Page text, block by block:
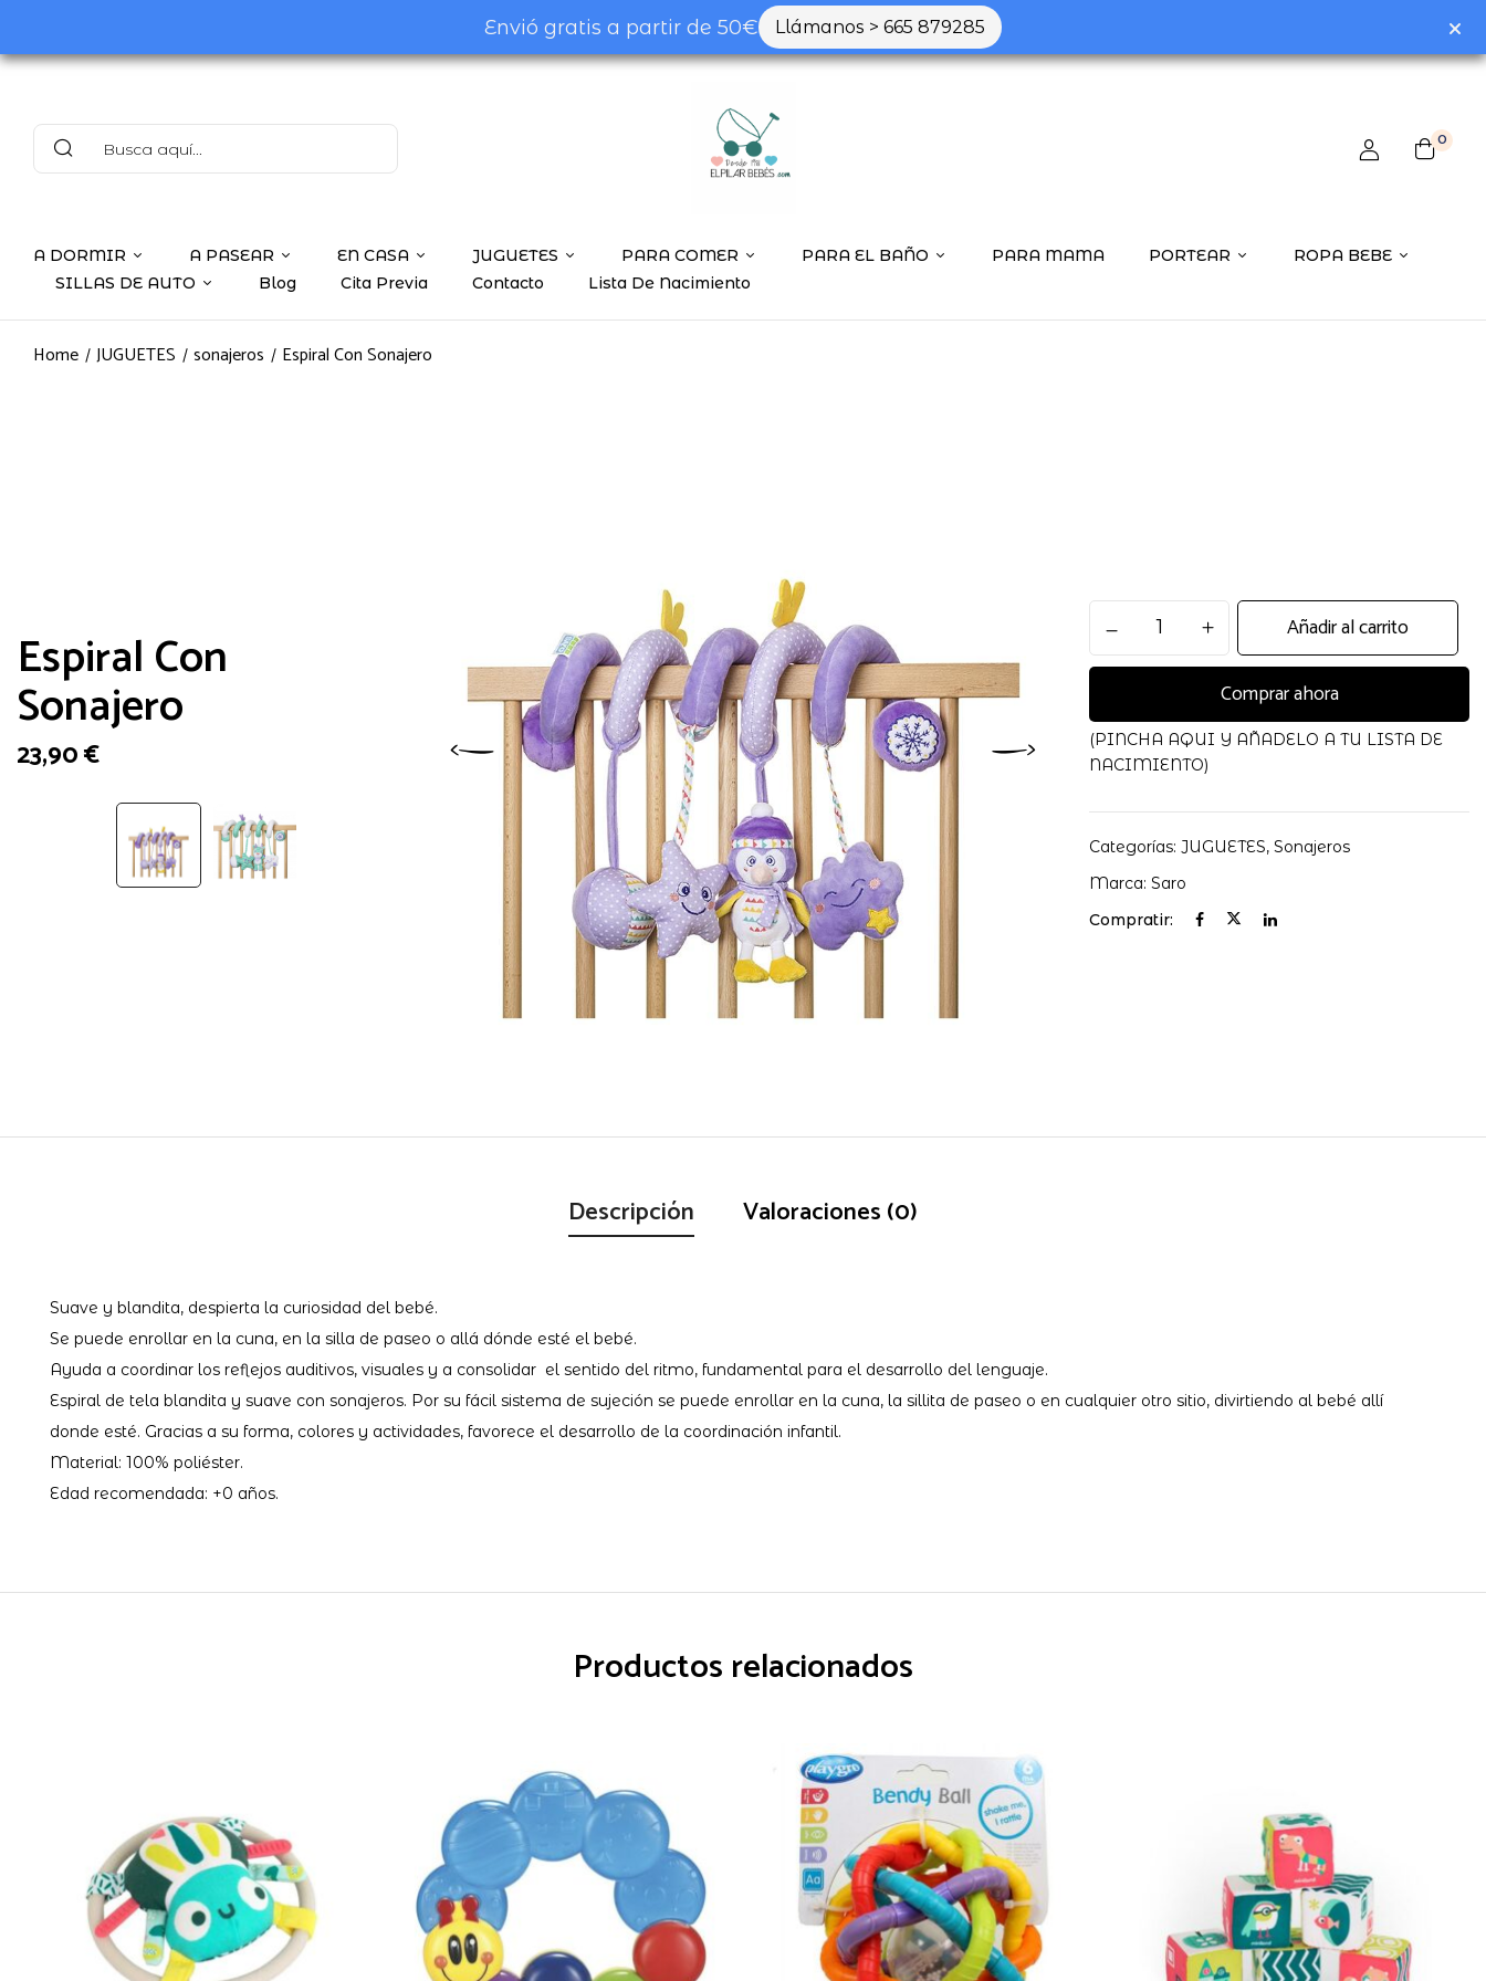
Envió gratis a partir de 50€ Llámanos > 665 879285
0
A DORMIR A PASEAR EN CASA JUGUETES PARA COMER PARA EL BAÑO PARA MAMA PORTEAR
ROPA BEBE
SILLAS DE AUTO
Blog Cita Previa Contacto Lista De Nacimiento
Home JUGUETES sonajeros Espiral Con Sonajero
Espiral Con
Sonajero
23,90€
Con
Sonajero
Añadir al carrito
Comprar ahora
(PINCHA AQUI Y AÑADELO A TU LISTA DE
NACIMIENTO)
Categorías: JUGUETES,Sonajeros
Marca:Saro
Compratir:
Descripción Valoraciones (0)
Suave y blandita, despierta la curiosidad del bebé.
Se puede enrollar en la cuna, en la silla de paseo o allá dónde esté el bebé.
Ayuda a coordinar los reflejos auditivos, visuales y a consolidar el sentido del ritmo, fundamental para el desarrollo del lenguaje.
Espiral de tela blandita y suave con sonajeros. Por su fácil sistema de sujeción se puede enrollar en la cuna, la sillita de paseo o en cualquier otro sitio, divirtiendo al bebé allí
donde esté. Gracias a su forma, colores y actividades, favorece el desarrollo de la coordinación infantil.
Material: 100% poliéster.
Edad recomendada: +0 años.
Productos relacionados